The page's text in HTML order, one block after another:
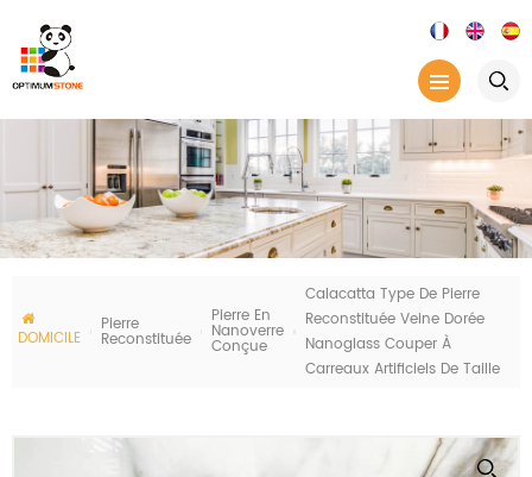
DOMICILE
Pierre
Reconstituée
Pierre En
Nanoverre
Conçue
Calacatta Type De Pierre
Reconstituée Veine Dorée
Nanoglass Couper À
Carreaux Artificiels De Taille